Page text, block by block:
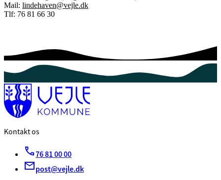
Mail: lindehaven@vejle.dk
Tlf: 76 81 66 30
Kontakt os
76 81 00 00
post@vejle.dk